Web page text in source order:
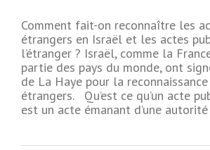
Comment fait-on reconnaître les
étrangers en Israël et les actes
l’étranger ? Israël, comme la
partie des pays du monde, ont
de La Haye pour la
étrangers. Qu’est ce qu’un acte
est un acte émanant d’une